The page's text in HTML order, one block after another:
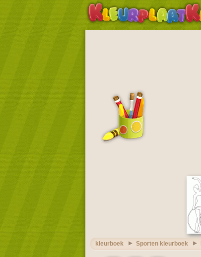
kleurboek Sporten kleurboek